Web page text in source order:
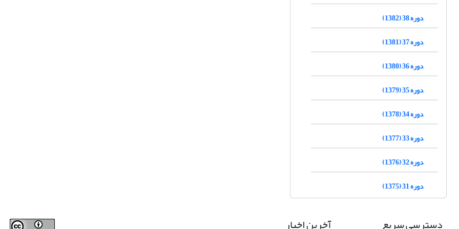
دوره 38 (1382)
دوره 37 (1381)
دوره 36 (1380)
دوره 35 (1379)
دوره 34 (1378)
دوره 33 (1377)
دوره 32 (1376)
دوره 31 (1375)
دسترسی سریع آخرین اخبار